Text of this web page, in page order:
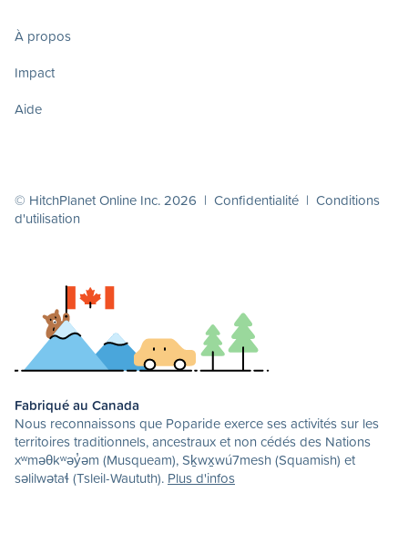
À propos
Impact
Aide
© HitchPlanet Online Inc. 2026 | Confidentialité | Conditions
d'utilisation
Fabriqué au Canada
Nous reconnaissons que Poparide exerce ses activités sur les
territoires traditionnels, ancestraux et non cédés des Nations
xʷməθkʷəy̓əm (Musqueam), Sḵwx̱wú7mesh (Squamish) et
səlilwətaɬ (Tsleil-Waututh). Plus d'infos